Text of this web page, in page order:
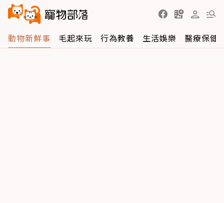
動物新鮮事 毛起來玩 行為教養 生活娛樂 醫療保健